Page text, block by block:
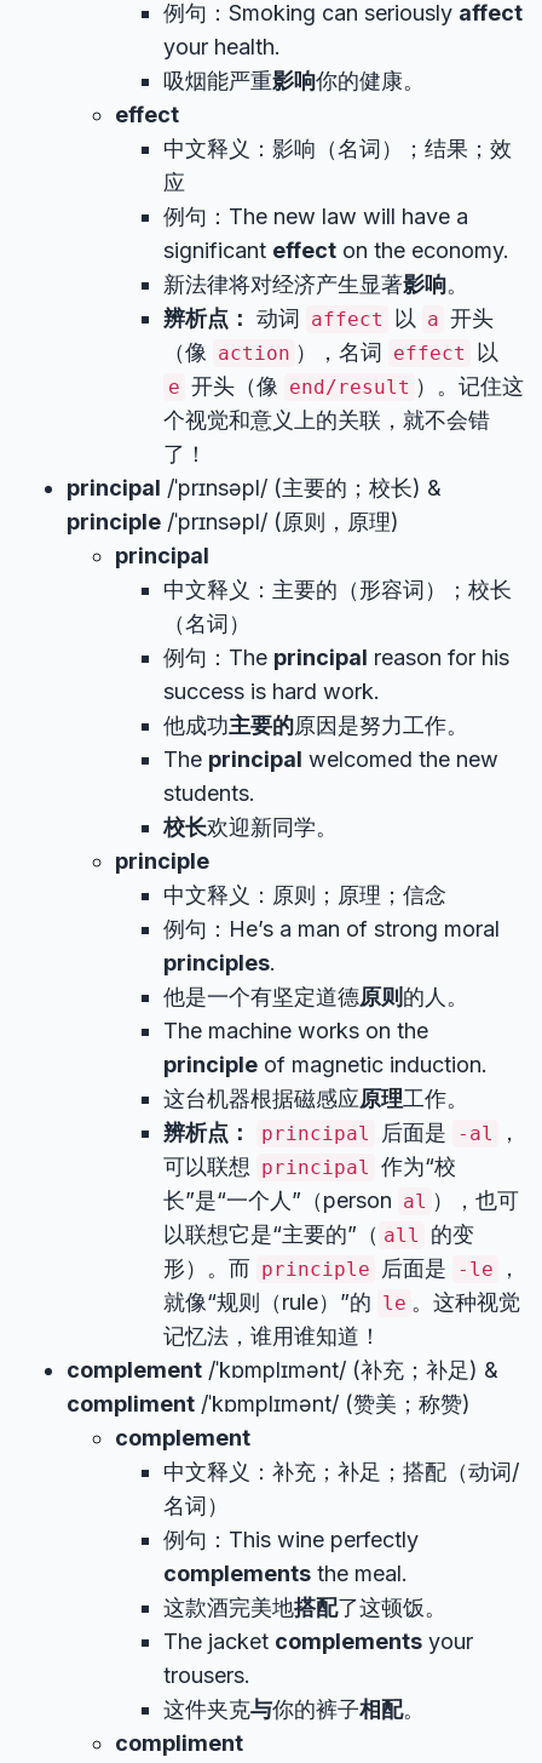
例句：Smoking can seriously affect
your health.
吸烟能严重影响你的健康。
effect
中文释义：影响（名词）；结果；效
应
例句：The new law will have a
significant effect on the economy.
新法律将对经济产生显著影响。
辨析点： 动词 affect 以 a 开头
（像
action ），名词 effect 以
e 开头（像 end/result ）。记住这
个视觉和意义上的关联，就不会错
了！
principal /ˈprɪnsəpl/ (主要的；校长) &
principle /ˈprɪnsəpl/ (原则，原理)
principal
中文释义：主要的（形容词）；校长
（名词）
例句：The principal reason for his
success is hard work.
他成功主要的原因是努力工作。
The principal welcomed the new
students.
校长欢迎新同学。
principle
中文释义：原则；原理；信念
例句：He’s a man of strong moral
principles.
他是一个有坚定道德原则 的人。
The machine works on the
principle of magnetic induction.
这台机器根据磁感应原理工作。
辨析点：
principal 后面是 -al
，
可以联想
principal 作为“校
长”是“一个人”（person al ），也可
以联想它是“主要的”（ all
的变
形）。而 principle 后面是 -le
，
就像“规则（rule）”的 le 。这种视觉
记忆法，谁用谁知道！
complement /ˈkɒmplɪmənt/ (补充；补足) &
compliment /ˈkɒmplɪmənt/ (赞美；称赞)
complement
中文释义：补充；补足；搭配（动词/
名词）
例句：This wine perfectly
complements the meal.
这款酒完美地搭配了这顿饭。
The jacket complements your
trousers.
这件夹克与你的裤子相配。
compliment